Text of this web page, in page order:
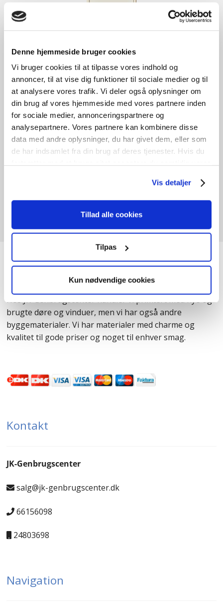
Denne hjemmeside bruger cookies
Vi bruger cookies til at tilpasse vores indhold og
annoncer, til at vise dig funktioner til sociale medier og til
at analysere vores trafik. Vi deler også oplysninger om
din brug af vores hjemmeside med vores partnere inden
for sociale medier, annonceringspartnere og
analysepartnere. Vores partnere kan kombinere disse
data med andre oplysninger, du har givet dem, eller som
de har indsamlet fra din brug af deres tjenester. Hvis du
Vis detaljer
Tillad alle cookies
Tilpas
Kun nødvendige cookies
Indvendig dør
kr.1.100,00
stk. på lager
JK-Genbrugscenter
Hos JK-Genbrugscenter handler vi primært med nye og
brugte døre og vinduer, men vi har også andre
byggematerialer. Vi har materialer med charme og
kvalitet til gode priser og noget til enhver smag.
Kontakt
JK-Genbrugscenter
salg@jk-genbrugscenter.dk
66156098
24803698
Navigation